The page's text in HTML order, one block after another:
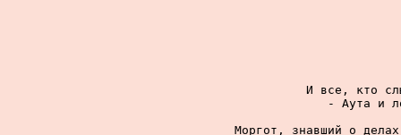
И все, кто
- Аута и
Моргот, знавший о